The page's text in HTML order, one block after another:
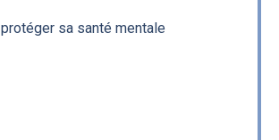
protéger sa santé mentale